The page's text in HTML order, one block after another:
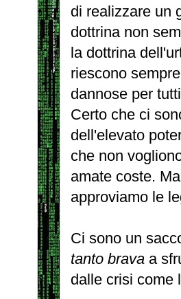
di realizzare un
dottrina non
la dottrina
riescono
dannose per
Certo che ci
dell'elevato
che non
amate coste.
approviamo le
Ci sono un
tanto brava a
dalle crisi come